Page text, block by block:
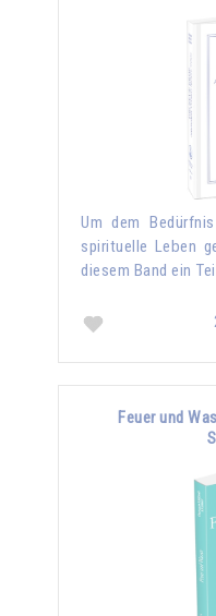
Um dem
spirituelle Leben
diesem Band ein
Feuer und